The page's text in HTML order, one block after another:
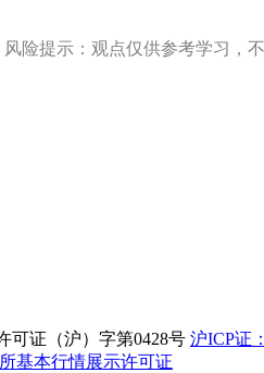
风险提示：观点仅供参考学习，
可证（沪）字第0428号 沪ICP证
基本行情展示许可证